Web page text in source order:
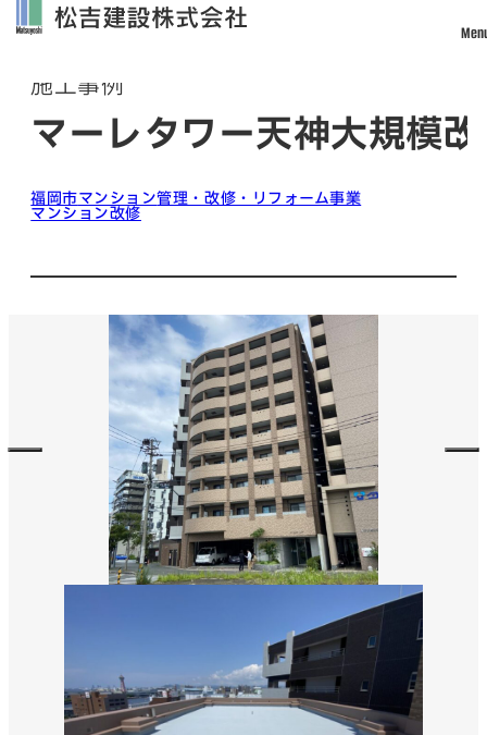
松吉建設について
土木事業
不動産事業
戸建住宅事業
管理・改修・リフォーム事業
施工実績
採用情報
社員インタビュー
数字から見える松吉建設
福利厚生
募集要項・応募フォーム
インフォメーション
個人情報のお取り扱いについて
施工事例
マーレタワー天神大規模
福岡市マンション管理・改修・リフォーム事業
マンション改修